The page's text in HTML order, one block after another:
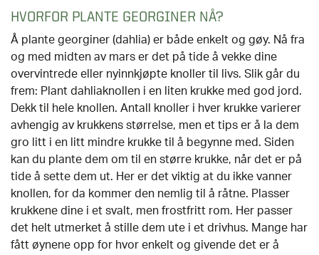
Levegg og pergola
Drivhus
Fasadepartier
STØTTE & INSPIRASJON
Om våre hagestuer
Få hjelp av en håndverker
Programserien Drømmen om en hagestue
Pergola
Hage og utemiljø
STØTTE & INSPIRASJON
Om våre drivhus
Inspirasjon og tips til drivhusprosjektet ditt
Få hjelp av en håndverker
Stormgaranti drivhus
Vinterklargjør drivhuset
Carporter
Tilbehør garasje
SE OGSÅ
Pergola
Drivhus
Komplett hagestuer
Hønsehus
Lamellgardiner
Plisségardiner
Tilbehør solskjerming
Markisestoff
SE OGSÅ
Skyggetaksrullegardin
Pergola
STØTTE & INSPIRASJON
Husnummer
Fargeprove Entrétak
SE OGSÅ
Yale
STØTTE & INSPIRASJON
Montere ytterdør trinn-for-trinn
Finn din nye ytterdør
Tilbehør til garderober
SE OGSÅ
Pelly Solo - skyvedørsguide
STØTTE & INSPIRASJON
Om våre garderober
Kaldtvannsstamp
Badstue
Oversikt - Pergola
Pergola aluminium
Pergola tre
Pergola med tak
Pergola tilbehør
Alle pergolaer
AVDELINGER
Oversikt - Hage og utemiljø
Dyrking og hagearbeid
Levegg
Rekkverk
Hageprodukter
SE OGSÅ
Inspirasjon og tips
HVORFOR PLANTE GEORGINER NÅ?
Å plante georginer (dahlia) er både enkelt og gøy. Nå fra
og med midten av mars er det på tide å vekke dine
overvintrede eller nyinnkjøpte knoller til livs. Slik går du
frem: Plant dahliaknollen i en liten krukke med god jord.
Dekk til hele knollen. Antall knoller i hver krukke varierer
avhengig av krukkens størrelse, men et tips er å la dem
gro litt i en litt mindre krukke til å begynne med. Siden
kan du plante dem om til en større krukke, når det er på
tide å sette dem ut. Her er det viktig at du ikke vanner
knollen, for da kommer den nemlig til å råtne. Plasser
krukkene dine i et svalt, men frostfritt rom. Her passer
det helt utmerket å stille dem ute i et drivhus. Mange har
fått øynene opp for hvor enkelt og givende det er å